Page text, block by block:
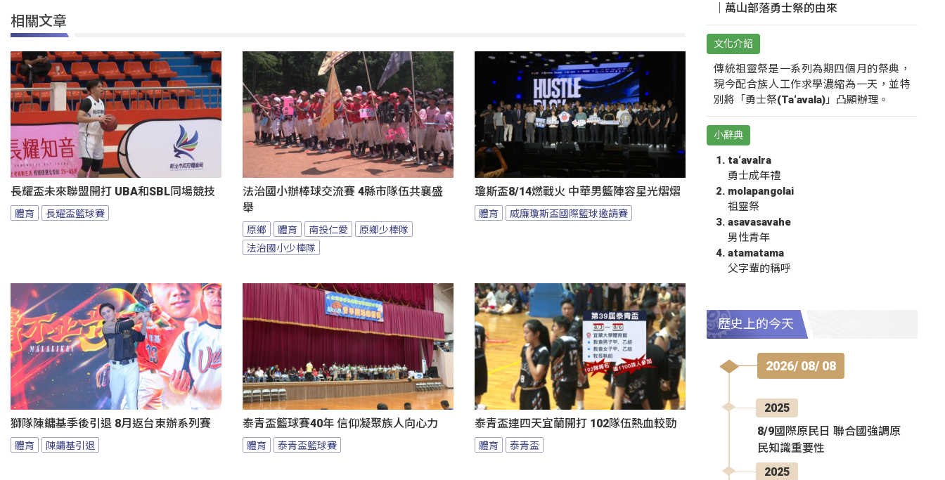
相關文章
長耀盃未來聯盟開打 UBA和SBL同場競技
體育 長耀盃籃球賽
法治國小辦棒球交流賽 4縣市隊伍共襄盛
舉
原鄉 體育 南投仁愛
原鄉少棒隊
法治國小少棒隊
瓊斯盃8/14燃戰火 中華男籃陣容星光熠熠
體育 威廉瓊斯盃國際籃球邀請賽
獅隊陳鏞基季後引退 8月返台東辦系列賽
體育 陳鏞基引退
泰青盃籃球賽40年 信仰凝聚族人向心力
體育 泰青盃籃球賽
泰青盃連四天宜蘭開打 102隊伍熱血較勁
體育 泰青盃
｜萬山部落勇士祭的由來
文化介紹
傳統祖靈祭是一系列為期四個月的祭典，
現今配合族人工作求學濃縮為一天，並特
別將「勇士祭(Ta‘avala)」凸顯辦理。
小辭典
ta‘avalra
勇士成年禮
molapangolai
祖靈祭
asavasavahe
男性青年
atamatama
父字輩的稱呼
歷史上的今天
2026/ 08/ 08
2025
8/9國際原民日 聯合國強調原
民知識重要性
2025